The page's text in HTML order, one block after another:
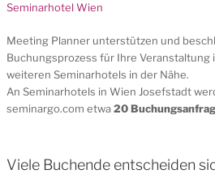
Seminarhotel Wien
Meeting Planner unterstützen und
Buchungsprozess für Ihre Veranstaltung
weiteren Seminarhotels in der Nähe.
An Seminarhotels in Wien Josefstadt
seminargo.com etwa20
Viele Buchende entscheiden